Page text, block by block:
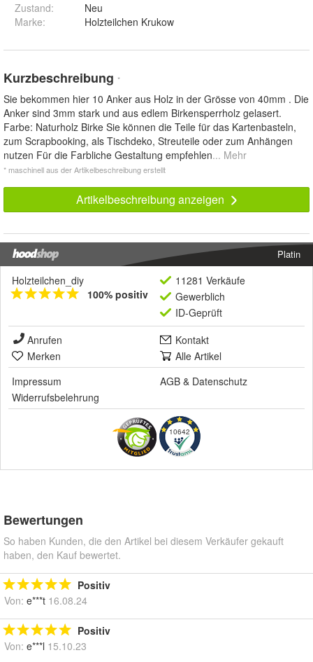
Zustand:
Neu
Marke:
Holzteilchen Krukow
Kurzbeschreibung *
Sie bekommen hier 10 Anker aus Holz in der Grösse von 40mm . Die
Anker sind 3mm stark und aus edlem Birkensperrholz gelasert.
Farbe: Naturholz Birke Sie können die Teile für das Kartenbasteln,
zum Scrapbooking, als Tischdeko, Streuteile oder zum Anhängen
nutzen Für die Farbliche Gestaltung empfehlen... Mehr
* maschinell aus der Artikelbeschreibung erstellt
Artikelbeschreibung anzeigen
Platin
Holzteilchen_diy
100% positiv
11281 Verkäufe
Gewerblich
ID-Geprüft
Anrufen
Kontakt
Merken
Alle Artikel
Impressum
AGB & Datenschutz
Widerrufsbelehrung
10642
Bewertungen
So haben Kunden, die den Artikel bei diesem Verkäufer gekauft
haben, den Kauf bewertet.
Positiv
Von: e***t 16.08.24
Positiv
Von: e***l 15.10.23